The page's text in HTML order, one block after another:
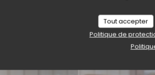
Tout accepter
Politique de